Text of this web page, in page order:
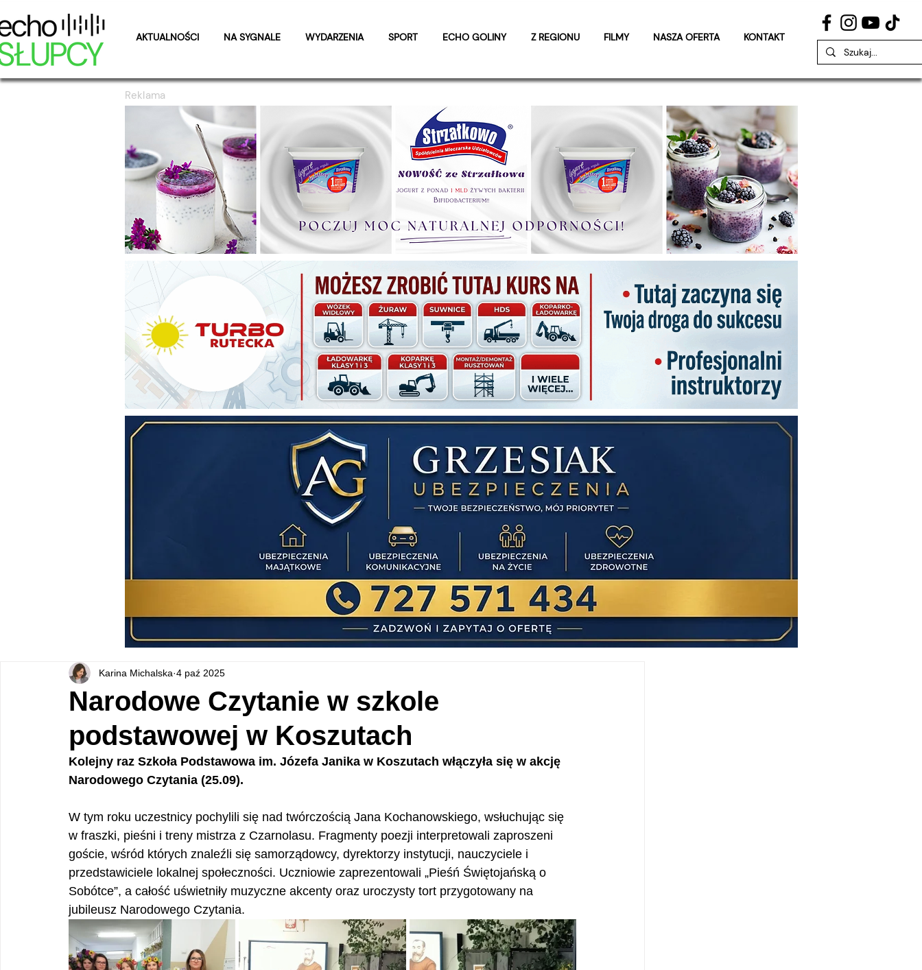
AKTUALNOŚCI NA SYGNALE WYDARZENIA SPORT ECHO GOLINY Z REGIONU FILMY NASZA OFERTA KONTAKT
Reklama
Narodowe Czytanie w szkole
podstawowej w Koszutach
Karina Michalska 4 paź 2025
Kolejny raz Szkoła Podstawowa im. Józefa Janika w Koszutach włączyła się w akcję
Narodowego Czytania (25.09).
W tym roku uczestnicy pochylili się nad twórczością Jana Kochanowskiego, wsłuchując się
w fraszki, pieśni i treny mistrza z Czarnolasu. Fragmenty poezji interpretowali zaproszeni
goście, wśród których znaleźli się samorządowcy, dyrektorzy instytucji, nauczyciele i
przedstawiciele lokalnej społeczności. Uczniowie zaprezentowali „Pieśń Świętojańską o
Sobótce”, a całość uświetniły muzyczne akcenty oraz uroczysty tort przygotowany na
jubileusz Narodowego Czytania.